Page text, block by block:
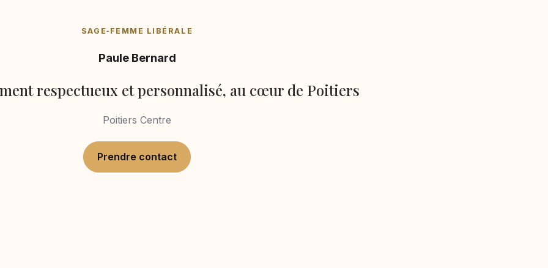
SAGE‑FEMME LIBÉRALE
Paule Bernard
respectueux et personnalisé, au cœur de Poitiers
Poitiers Centre
Prendre contact